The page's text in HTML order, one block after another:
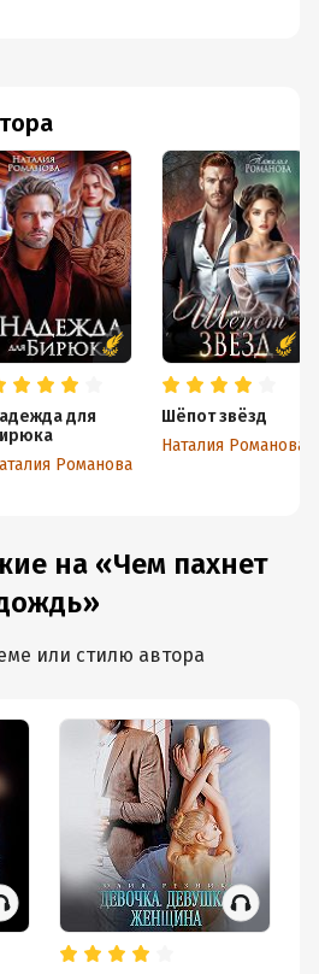
для
Романова
Шёпот звёзд
Наталия Романова
на «Чем пахнет
или стилю автора